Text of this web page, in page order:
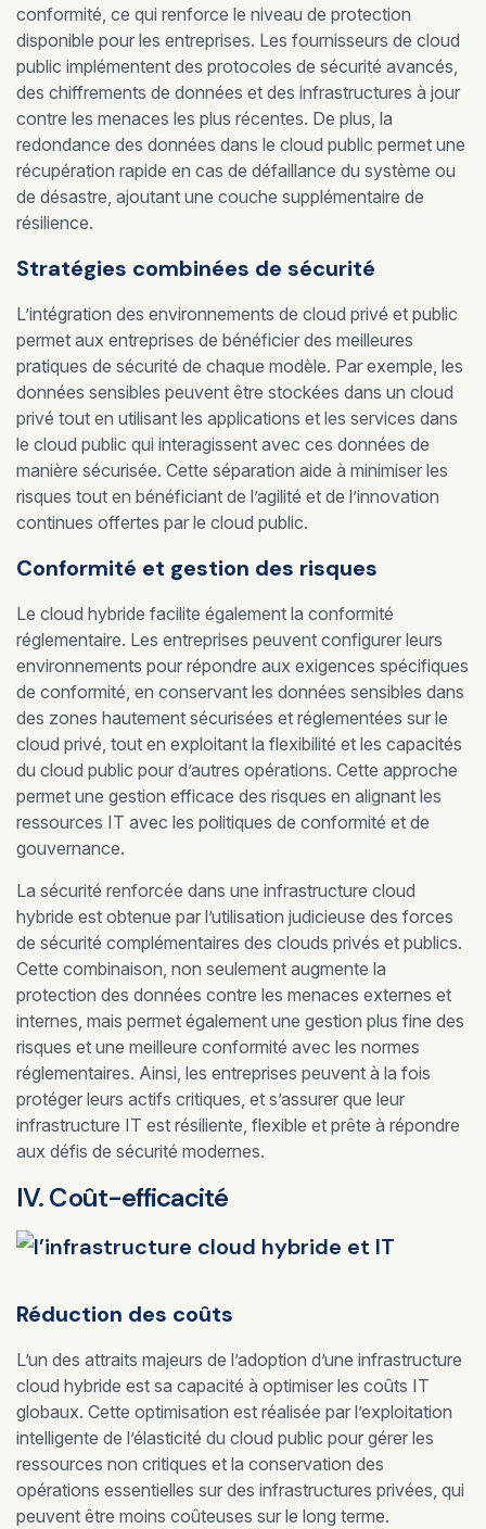
conformité, ce qui renforce le niveau de protection
disponible pour les entreprises. Les fournisseurs de cloud
public implémentent des protocoles de sécurité avancés,
des chiffrements de données et des infrastructures à jour
contre les menaces les plus récentes. De plus, la
redondance des données dans le cloud public permet une
récupération rapide en cas de défaillance du système ou
de désastre, ajoutant une couche supplémentaire de
résilience.
Stratégies combinées de sécurité
L’intégration des environnements de cloud privé et public
permet aux entreprises de bénéficier des meilleures
pratiques de sécurité de chaque modèle. Par exemple, les
données sensibles peuvent être stockées dans un cloud
privé tout en utilisant les applications et les services dans
le cloud public qui interagissent avec ces données de
manière sécurisée. Cette séparation aide à minimiser les
risques tout en bénéficiant de l’agilité et de l’innovation
continues offertes par le cloud public.
Conformité et gestion des risques
Le cloud hybride facilite également la conformité
réglementaire. Les entreprises peuvent configurer leurs
environnements pour répondre aux exigences spécifiques
de conformité, en conservant les données sensibles dans
des zones hautement sécurisées et réglementées sur le
cloud privé, tout en exploitant la flexibilité et les capacités
du cloud public pour d’autres opérations. Cette approche
permet une gestion efficace des risques en alignant les
ressources IT avec les politiques de conformité et de
gouvernance.
La sécurité renforcée dans une infrastructure cloud
hybride est obtenue par l’utilisation judicieuse des forces
de sécurité complémentaires des clouds privés et publics.
Cette combinaison, non seulement augmente la
protection des données contre les menaces externes et
internes, mais permet également une gestion plus fine des
risques et une meilleure conformité avec les normes
réglementaires. Ainsi, les entreprises peuvent à la fois
protéger leurs actifs critiques, et s’assurer que leur
infrastructure IT est résiliente, flexible et prête à répondre
aux défis de sécurité modernes.
IV. Coût-efficacité
Réduction des coûts
L’un des attraits majeurs de l’adoption d’une infrastructure
cloud hybride est sa capacité à optimiser les coûts IT
globaux. Cette optimisation est réalisée par l’exploitation
intelligente de l’élasticité du cloud public pour gérer les
ressources non critiques et la conservation des
opérations essentielles sur des infrastructures privées, qui
peuvent être moins coûteuses sur le long terme.